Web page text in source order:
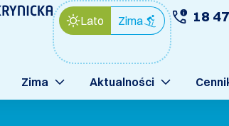
Zima Aktualności
Lato Zima 18